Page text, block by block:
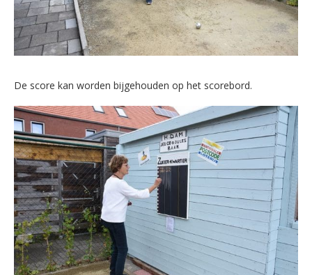
De score kan worden bijgehouden op het scorebord.